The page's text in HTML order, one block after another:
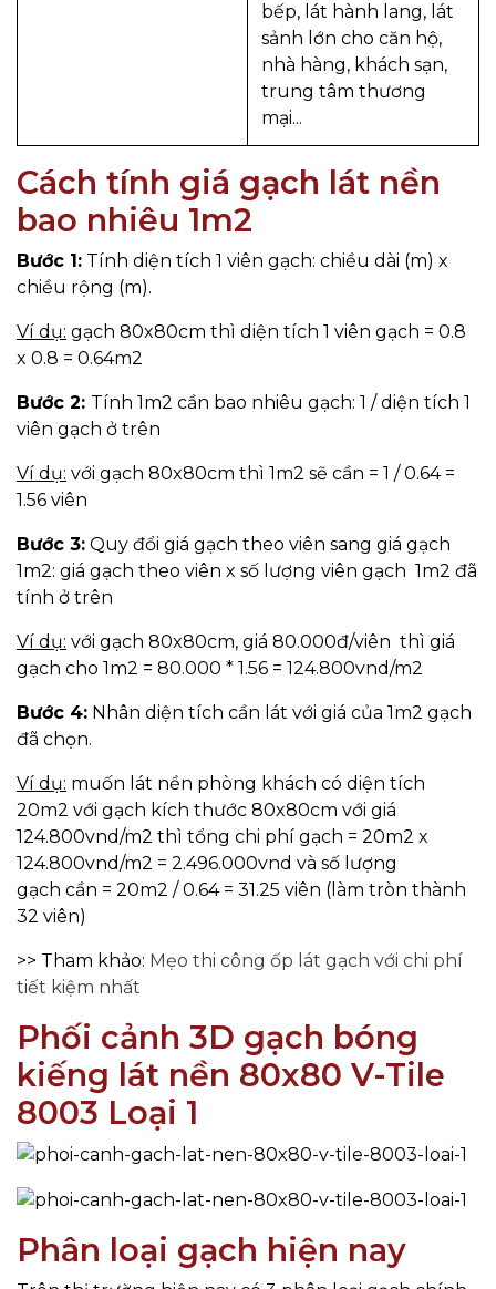
bếp, lát hành lang, lát
sảnh lớn cho căn hộ,
nhà hàng, khách sạn,
trung tâm thương
mại...
Cách tính giá gạch lát nền
bao nhiêu 1m2
Bước 1: Tính diện tích 1 viên gạch: chiều dài (m) x
chiều rộng (m).
Ví dụ: gạch 80x80cm thì diện tích 1 viên gạch = 0.8
x 0.8 = 0.64m2
Bước 2: Tính 1m2 cần bao nhiêu gạch: 1 / diện tích 1
viên gạch ở trên
Ví dụ: với gạch 80x80cm thì 1m2 sẽ cần = 1 / 0.64 =
1.56 viên
Bước 3: Quy đổi giá gạch theo viên sang giá gạch
1m2: giá gạch theo viên x số lượng viên gạch 1m2 đã
tính ở trên
Ví dụ: với gạch 80x80cm, giá 80.000đ/viên thì giá
gạch cho 1m2 = 80.000 * 1.56 = 124.800vnd/m2
Bước 4: Nhân diện tích cần lát với giá của 1m2 gạch
đã chọn.
Ví dụ: muốn lát nền phòng khách có diện tích
20m2 với gạch kích thước 80x80cm với giá
124.800vnd/m2 thì tổng chi phí gạch = 20m2 x
124.800vnd/m2 = 2.496.000vnd và số lượng
gạch cần = 20m2 / 0.64 = 31.25 viên (làm tròn thành
32 viên)
>> Tham khảo: Mẹo thi công ốp lát gạch với chi phí
tiết kiệm nhất
Phối cảnh 3D gạch bóng
kiếng lát nền 80x80 V-Tile
8003 Loại 1
Phân loại gạch hiện nay